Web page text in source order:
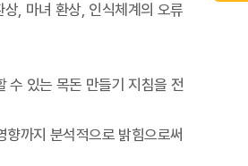
, 마녀 환상, 인식체계의 오류
수 있는 목돈 만들기 지침을 전
까지 분석적으로 밝힘으로써